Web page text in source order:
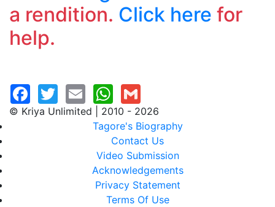
a rendition. Click here for
help.
© Kriya Unlimited | 2010 - 2026
Tagore's Biography
Contact Us
Video Submission
Acknowledgements
Privacy Statement
Terms Of Use